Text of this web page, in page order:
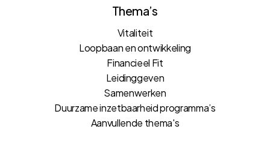
Thema’s
Vitaliteit
Loopbaan en ontwikkeling
Financieel Fit
Leidinggeven
Samenwerken
Duurzame inzetbaarheid programma’s
Aanvullende thema's